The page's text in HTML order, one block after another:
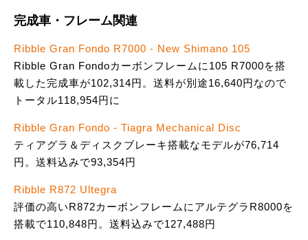
完成車・フレーム関連
Ribble Gran Fondo R7000 - New Shimano 105
Ribble Gran Fondoカーボンフレームに105 R7000を搭
載した完成車が102,314円。送料が別途16,640円なので
トータル118,954円に
Ribble Gran Fondo - Tiagra Mechanical Disc
ティアグラ＆ディスクブレーキ搭載なモデルが76,714
円。送料込みで93,354円
Ribble R872 Ultegra
評価の高いR872カーボンフレームにアルテグラR8000を
搭載で110,848円。送料込みで127,488円